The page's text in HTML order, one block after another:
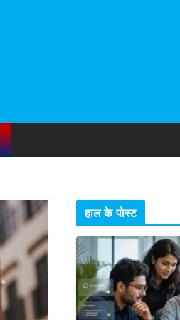
हाल के पोस्ट